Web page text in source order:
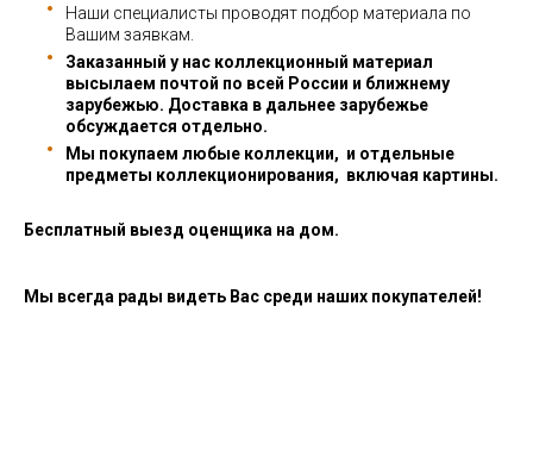
Наши специалисты проводят подбор материала по
Вашим заявкам.
Заказанный у нас коллекционный материал
высылаем почтой по всей России и ближнему
зарубежью. Доставка в дальнее зарубежье
обсуждается отдельно.
Мы покупаем любые коллекции, и отдельные
предметы коллекционирования, включая картины.
Бесплатный выезд оценщика на дом.
Мы всегда рады видеть Вас среди наших покупателей!